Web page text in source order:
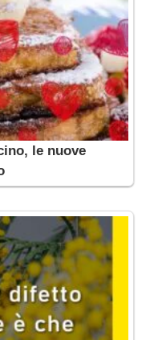
le nuove